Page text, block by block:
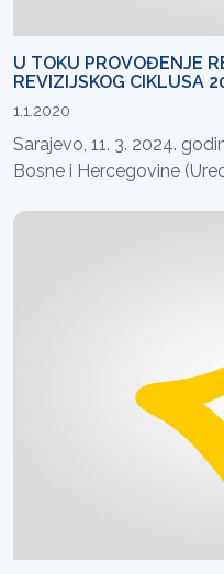
U TOKU PROVOĐENJE
REVIZIJSKOG CIKLUSA
1.1.2020
Sarajevo, 11. 3. 2024.
Bosne i Hercegovine